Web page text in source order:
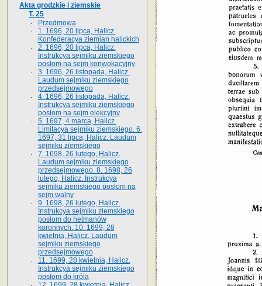
Akta grodzkie i ziemskie
T. 25
Przedmowa
1. 1696, 20 lipca, Halicz.
Konfederacya ziemian halickich
2. 1696, 20 lipca, Halicz.
Instrukcya sejmiku ziemskiego
posłom na sejm konwokacyjny
3. 1696, 26 listopada, Halicz.
Laudum sejmiku ziemskiego
przedsejmowego
4. 1696, 26 listopada, Halicz.
Instrukcya sejmiku ziemskiego
posłom na sejm elekcyjny
5. 1697, 4 marca, Halicz.
Limitacya sejmiku ziemskiego. 6.
1697, 31 lipca, Halicz. Laudum
sejmiku ziemskiego
7. 1698, 26 lutego, Halicz.
Laudum sejmiku ziemskiego
przedsejmowego. 8. 1698, 26
lutego, Halicz. Instrukcya
sejmiku ziemskiego posłom na
sejm walny
9. 1698, 26 lutego, Halicz.
Instrukcya sejmiku ziemskiego
posłom do hetmanów
koronnych. 10. 1699, 28
kwietnia, Halicz. Laudum
sejmiku ziemskiego
przedsejmowego
11. 1699, 28 kwietnia, Halicz.
Instrukcya sejmiku ziemskiego
posłom do króla